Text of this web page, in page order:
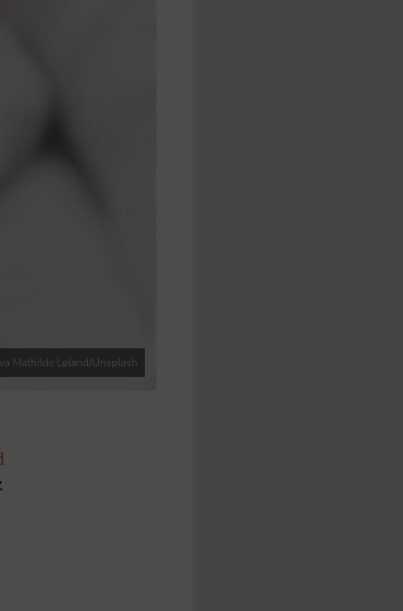
Mathilde Løland/Unsplash